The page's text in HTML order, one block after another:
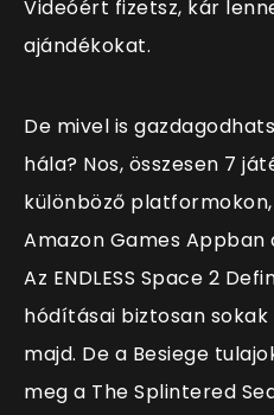
Videóért fizetsz, kár
ajándékokat.
De mivel is
hála? Nos, összesen 7
különböző
Amazon Games Appban
Az ENDLESS Space 2
hódításai biztosan
majd. De a Besiege
meg a The Splintered